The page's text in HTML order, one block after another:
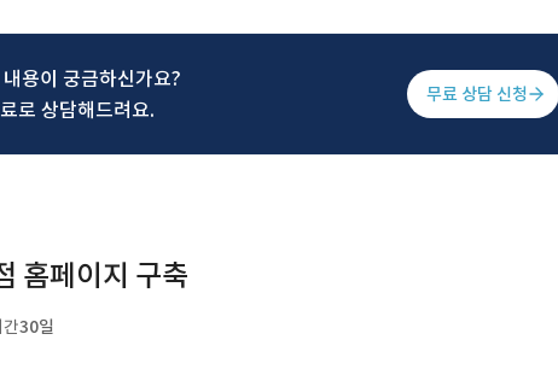
용이 궁금하신가요?
로 상담해드려요.
무료 상담 신청
홈페이지 구축
30일